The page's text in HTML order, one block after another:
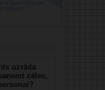
uzrāda
zāles,